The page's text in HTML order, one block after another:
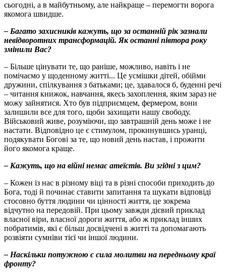
сьогодні, а в майбутньому, але найкраще – перемогти ворога
якомога швидше.
– Багато захисників кажуть, що за останній рік зазнали
невідворотних трансформацій. Як останні півтора року
змінили Вас?
– Більше цінувати те, що раніше, можливо, навіть і не
помічаємо у щоденному житті... Це усмішки дітей, обійми
дружини, спілкування з батьками; це, здавалося б, буденні речі
– читання книжок, навчання, якесь захоплення, яким зараз не
можу зайнятися. Хто був підприємцем, фермером, вони
залишили все для того, щоби захищати нашу свободу.
Військовий живе, розуміючи, що завтрашній день може і не
настати. Відповідно це є стимулом, прокинувшись уранці,
подякувати Богові за те, що новий день настав, і прожити
його якомога краще.
– Кажуть, що на війні немає атеїстів. Ви згідні з цим?
– Кожен із нас в різному віці та в різні способи приходить до
Бога, тоді й починає ставити запитання та шукати відповіді
стосовно буття людини чи цінності життя, це зокрема
відчутно на передовій. При цьому завжди дієвий приклад
власної віри, власної дороги життя, або ж приклад інших
побратимів, які є більш досвідчені в житті та допомагають
розвіяти сумніви тієї чи іншої людини.
– Наскільки потужною є сила молитви на передньому краї
фронту?